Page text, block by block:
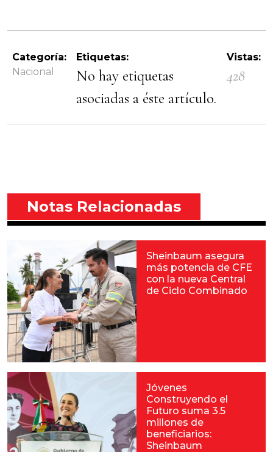
Categoría:
Nacional
Etiquetas:
No hay etiquetas
asociadas a éste artículo.
Vistas:
428
Notas Relacionadas
Sheinbaum asegura
más potencia de CFE
con la nueva Central
de Ciclo Combinado
Jóvenes
Construyendo el
Futuro suma 3.5
millones de
beneficiarios:
Sheinbaum